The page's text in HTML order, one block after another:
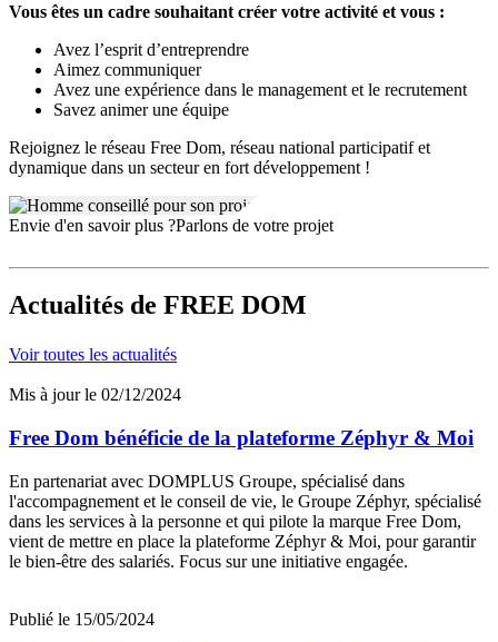
Vous êtes un cadre souhaitant créer votre activité et vous :
Avez l’esprit d’entreprendre
Aimez communiquer
Avez une expérience dans le management et le recrutement
Savez animer une équipe
Rejoignez le réseau Free Dom, réseau national participatif et
dynamique dans un secteur en fort développement !
Envie d'en savoir plus ?Parlons de votre projet
Actualités de FREE DOM
Voir toutes les actualités
Mis à jour le 02/12/2024
Free Dom bénéficie de la plateforme Zéphyr & Moi
En partenariat avec DOMPLUS Groupe, spécialisé dans
l'accompagnement et le conseil de vie, le Groupe Zéphyr, spécialisé
dans les services à la personne et qui pilote la marque Free Dom,
vient de mettre en place la plateforme Zéphyr & Moi, pour garantir
le bien-être des salariés. Focus sur une initiative engagée.
Publié le 15/05/2024